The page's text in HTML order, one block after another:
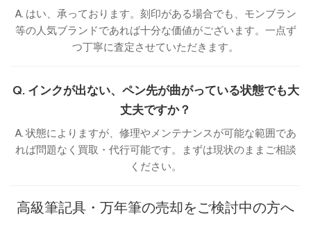
A. はい、承っております。刻印がある場合でも、モンブラン
等の人気ブランドであれば十分な価値がございます。一点ず
つ丁寧に査定させていただきます。
Q. インクが出ない、ペン先が曲がっている状態でも大
丈夫ですか？
A. 状態によりますが、修理やメンテナンスが可能な範囲であ
れば問題なく買取・代行可能です。まずは現状のままご相談
ください。
高級筆記具・万年筆の売却をご検討中の方へ